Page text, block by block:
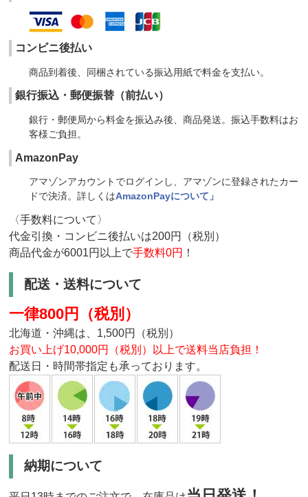
コンビニ後払い
商品到着後、同梱されている振込用紙で料金を支払い。
銀行振込・郵便振替（前払い）
銀行・郵便局から料金を振込み後、商品発送。振込手数料はお
客様ご負担。
AmazonPay
アマゾンアカウントでログインし、アマゾンに登録されたカー
ドで決済。詳しくはAmazonPayについて」
〈手数料について〉
代金引換・コンビニ後払いは200円（税別）
商品代金が6001円以上で手数料0円 ！
配送・送料について
一律800円（税別）
北海道・沖縄は、1,500円（税別）
お買い上げ10,000円（税別）以上で送料当店負担！
配送日・時間帯指定も承っております。
納期について